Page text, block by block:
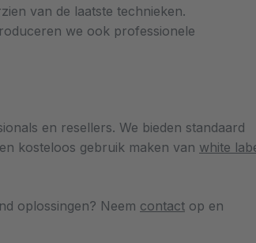
van de laatste technieken.
we ook professionele
en resellers. We bieden standaard
kosteloos gebruik maken van white
oplossingen? Neem contact op en